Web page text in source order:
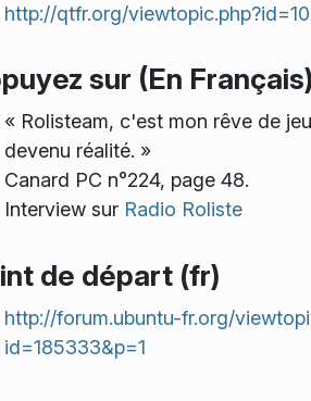
http://qtfr.org/
sur (En
« Rolisteam, c'est mon rêve de
devenu réalité. »
Canard PC n°224, page 48.
Interview sur Radio Roliste
de départ (fr)
http://forum.ubuntu-fr.org/
id=185333&p=1